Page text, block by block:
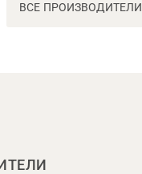
ВСЕ ПРОИЗВОДИТЕЛИ